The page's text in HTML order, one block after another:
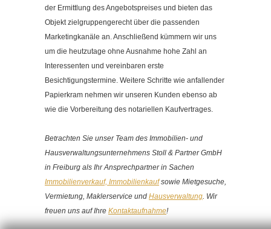
der Ermittlung des Angebotspreises und bieten das
Objekt zielgruppengerecht über die passenden
Marketingkanäle an. Anschließend kümmern wir uns
um die heutzutage ohne Ausnahme hohe Zahl an
Interessenten und vereinbaren erste
Besichtigungstermine. Weitere Schritte wie anfallender
Papierkram nehmen wir unseren Kunden ebenso ab
wie die Vorbereitung des notariellen Kaufvertrages.
Betrachten Sie unser Team des Immobilien- und
Hausverwaltungsunternehmens Stoll & Partner GmbH
in Freiburg als Ihr Ansprechpartner in Sachen
Immobilienverkauf, Immobilienkaufsowie Mietgesuche,
Vermietung, Maklerservice und Hausverwaltung. Wir
freuen uns auf Ihre Kontaktaufnahme!